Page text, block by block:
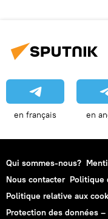
en français en
Qui sommes-nous?
Nous contacter Politique
Politique relative aux
Protection des données –